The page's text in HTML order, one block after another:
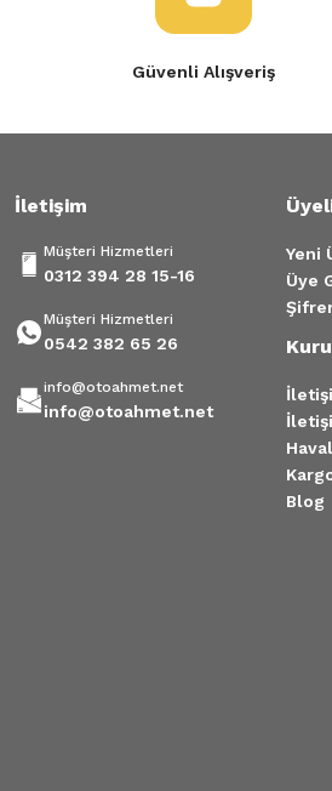
Güvenli Alışveriş
İletişim
Müşteri Hizmetleri
0312 394 28 15-16
Müşteri Hizmetleri
0542 382 65 26
info@otoahmet.net
info@otoahmet.net
Yeni
Üye
Blog